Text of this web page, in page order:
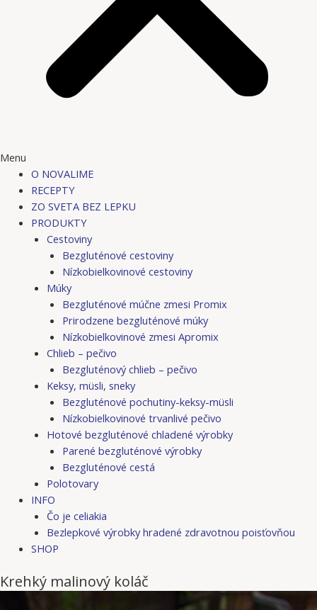
Menu
O NOVALIME
RECEPTY
ZO SVETA BEZ LEPKU
PRODUKTY
Cestoviny
Bezgluténové cestoviny
Nízkobielkovinové cestoviny
Múky
Bezgluténové múčne zmesi Promix
Prirodzene bezgluténové múky
Nízkobielkovinové zmesi Apromix
Chlieb – pečivo
Bezgluténový chlieb – pečivo
Keksy, müsli, sneky
Bezgluténové pochutiny-keksy-müsli
Nízkobielkovinové trvanlivé pečivo
Hotové bezgluténové chladené výrobky
Parené bezgluténové výrobky
Bezgluténové cestá
Polotovary
INFO
Čo je celiakia
Bezlepkové výrobky hradené zdravotnou poisťovňou
SHOP
Krehký malinový koláč